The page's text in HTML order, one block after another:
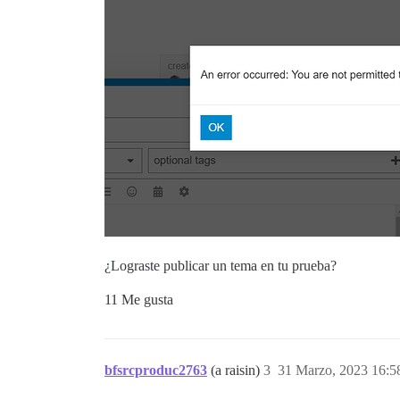
¿Lograste publicar un tema en tu prueba?
11 Me gusta
bfsrcproduc2763 (a raisin) 31 Marzo, 2023
3